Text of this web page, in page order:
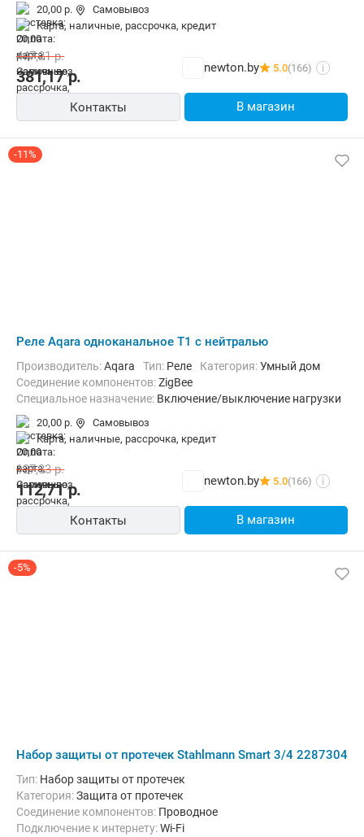
20,00 р.
Самовывоз
карта, наличные, рассрочка, кредит
381,17р.
447,21р.
newton.by 5.0(166) i
Контакты В магазин
-11%
Реле Aqara одноканальное T1 с нейтралью
Производитель:Aqara Тип: Реле Категория:Умный дом
Соединение компонентов:ZigBee
Специальное назначение: Включение/выключение нагрузки
20,00 р.
Самовывоз
карта, наличные, рассрочка, кредит
112,71р.
127,33р.
newton.by 5.0(166) i
Контакты В магазин
-5%
Набор защиты от протечек Stahlmann Smart 3/4 2287304
Тип: Набор защиты от протечек
Категория:Защита от протечек
Соединение компонентов: Проводное
Подключение к интернету:Wi-Fi